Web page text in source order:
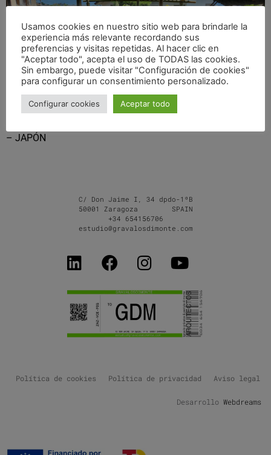
– JAPÓN
C/ Don Jaime I, 34 dpdo-1ºB
50001 Zaragoza SPAIN
+34 654156706
estudio@gravalosdimonte.com
Política de cookies Política de privacidad Aviso legal
Desarrollo Webdreams
Usamos cookies en nuestro sitio web para brindarle la
experiencia más relevante recordando sus
preferencias y visitas repetidas. Al hacer clic en
"Aceptar todo", acepta el uso de TODAS las cookies.
Sin embargo, puede visitar "Configuración de cookies"
para configurar un consentimiento personalizado.
Configurar cookies Aceptar todo